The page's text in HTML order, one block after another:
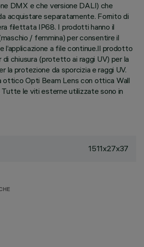
DMX e che versione DALI) che
acquistare separatamente. Fornito di
filettata IP68. I prodotti hanno il
/ femmina) per consentire il
l’applicazione a file continue.Il prodotto
chiusura (protetto ai raggi UV) per la
la protezione da sporcizia e raggi UV.
ottico Opti Beam Lens con ottica Wall
Tutte le viti esterne utilizzate sono in
1511x27x37